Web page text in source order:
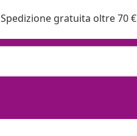
Spedizione gratuita oltre 70 €